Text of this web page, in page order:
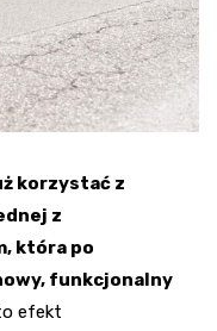
korzystać z
z
która po
funkcjonalny
efekt